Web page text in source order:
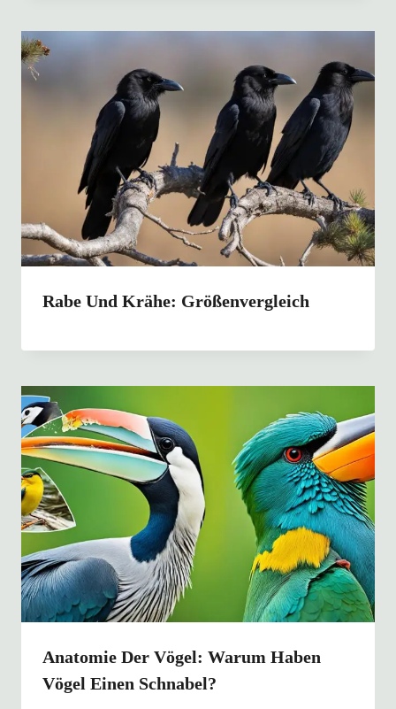
Rabe Und Krähe: Größenvergleich
Anatomie Der Vögel: Warum Haben
Vögel Einen Schnabel?